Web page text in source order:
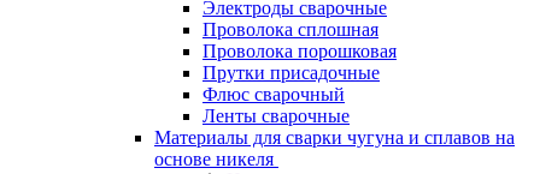
Электроды сварочные
Проволока сплошная
Проволока порошковая
Прутки присадочные
Флюс сварочный
Ленты сварочные
Материалы для сварки чугуна и сплавов на
основе никеля